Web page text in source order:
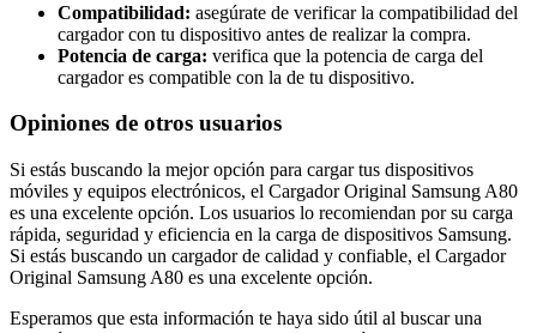
Compatibilidad: asegúrate de verificar la compatibilidad del
cargador con tu dispositivo antes de realizar la compra.
Potencia de carga: verifica que la potencia de carga del
cargador es compatible con la de tu dispositivo.
Opiniones de otros usuarios
Si estás buscando la mejor opción para cargar tus dispositivos
móviles y equipos electrónicos, el Cargador Original Samsung A80
es una excelente opción. Los usuarios lo recomiendan por su carga
rápida, seguridad y eficiencia en la carga de dispositivos Samsung.
Si estás buscando un cargador de calidad y confiable, el Cargador
Original Samsung A80 es una excelente opción.
Esperamos que esta información te haya sido útil al buscar una